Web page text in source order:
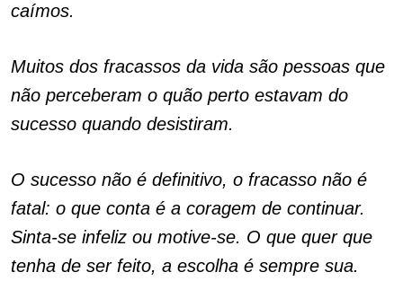
caímos.
Muitos dos fracassos da vida são pessoas que
não perceberam o quão perto estavam do
sucesso quando desistiram.
O sucesso não é definitivo, o fracasso não é
fatal: o que conta é a coragem de continuar.
Sinta-se infeliz ou motive-se. O que quer que
tenha de ser feito, a escolha é sempre sua.